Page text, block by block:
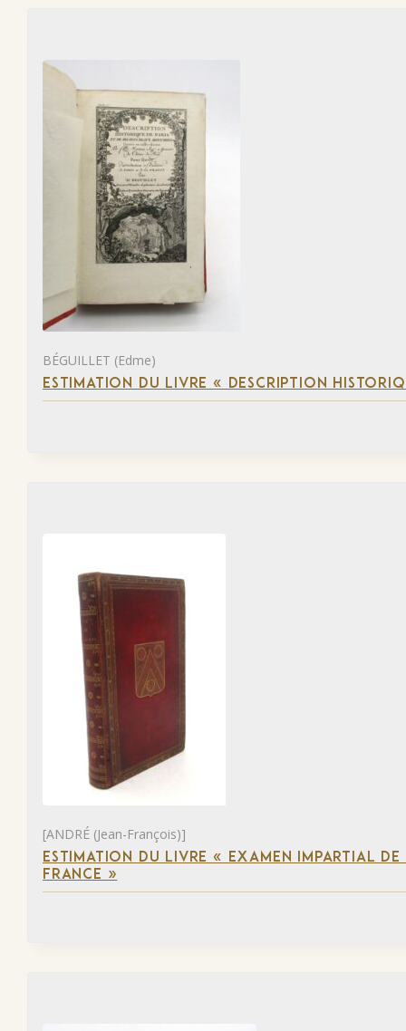
BÉGUILLET (Edme)
ESTIMATION DU LIVRE « DESCRIPTION
[ANDRÉ (Jean-François)]
ESTIMATION DU LIVRE « EXAMEN IMPARTIAL
FRANCE »